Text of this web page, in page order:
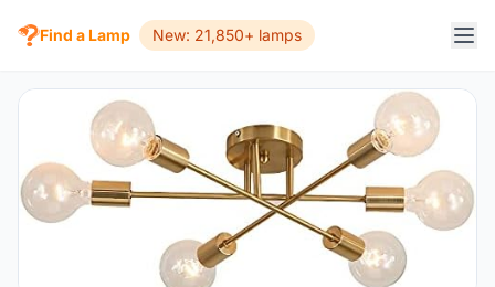
Find a Lamp New: 21,850+ lamps